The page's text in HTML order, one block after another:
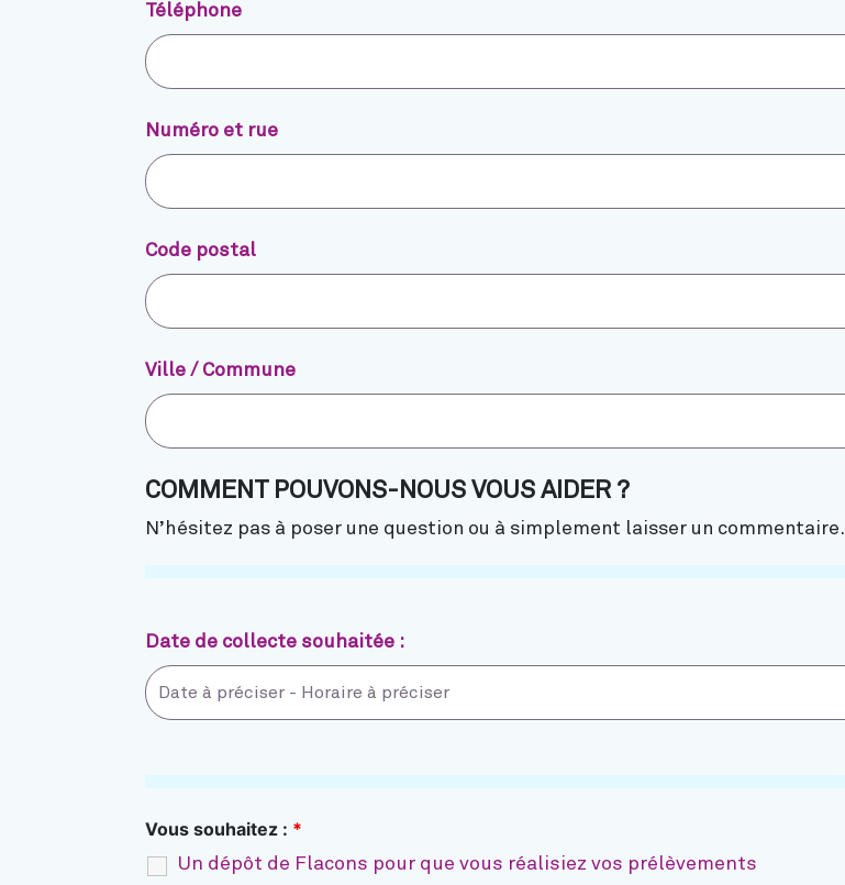
Téléphone
Numéro et rue
Code postal
Ville / Commune
COMMENT POUVONS-NOUS VOUS AIDER ?
N’hésitez pas à poser une question ou à simplement laisser un commentaire.
Date de collecte souhaitée :
Vous souhaitez : *
Un dépôt de Flacons pour que vous réalisiez vos prélèvements